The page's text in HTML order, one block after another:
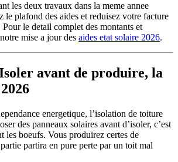
les deux travaux dans la meme annee
le plafond des aides et reduisez votre facture
le detail complet des montants et
mise a jour des aides etat solaire 2026.
avant de produire, la
energetique, l’isolation de toiture
des panneaux solaires avant d’isoler, c’est
les boeufs. Vous produirez certes de
partira en pure perte par un toit mal